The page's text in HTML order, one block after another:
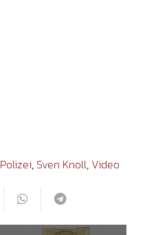
Polizei, Sven Knoll, Video